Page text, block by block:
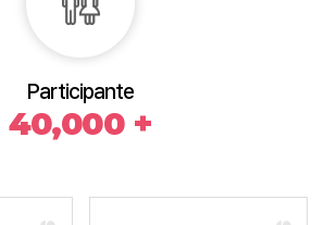
Participante
40,000 +